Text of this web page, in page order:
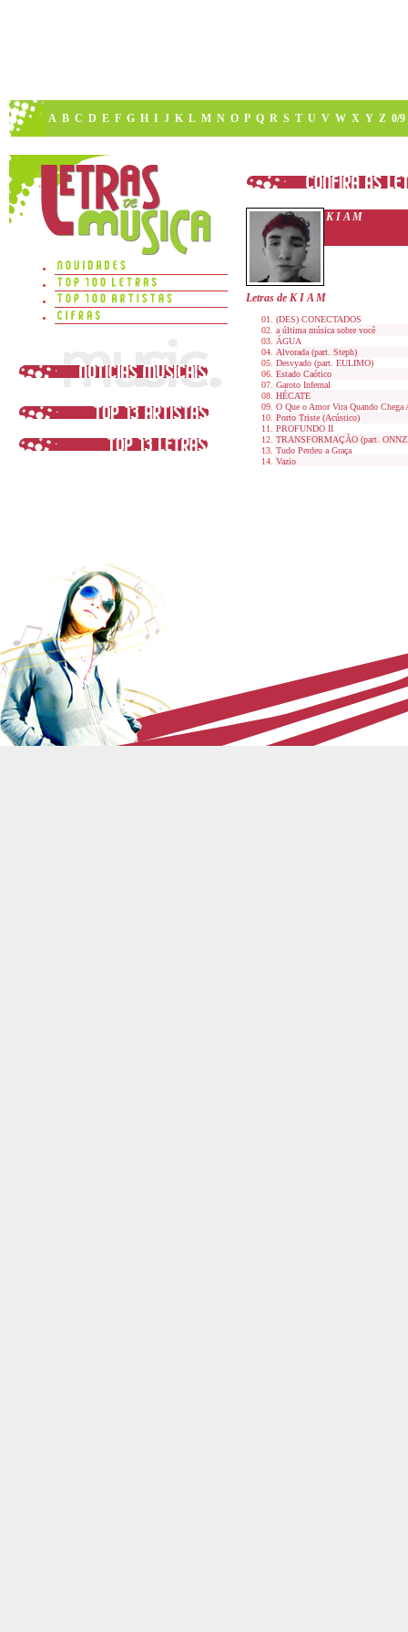
A B C D E F G H I J K L M N O P Q R S T U V W X Y Z 0/9
K I A M
Letras de K I A M
(DES) CONECTADOS
a última música sobre você
ÁGUA
Alvorada (part. Steph)
Desvyado (part. EULIMO)
Estado Caótico
Garoto Infernal
HÉCATE
O Que o Amor Vira Quando Chega
Porto Triste (Acústico)
PROFUNDO II
TRANSFORMAÇÃO (part.
Tudo Perdeu a Graça
Vazio